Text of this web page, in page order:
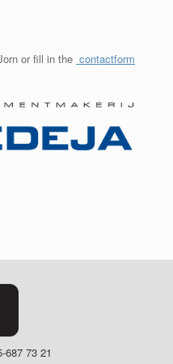
or fill in the contactform
687 73 21